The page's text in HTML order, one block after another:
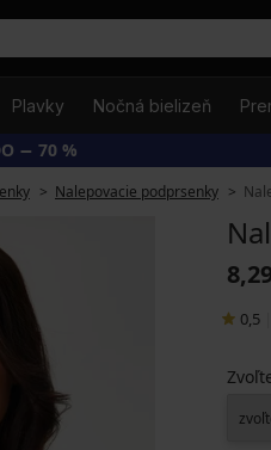
Plavky Nočná bielizeň
− 70 %
Nalepovacie podprsenky
0,5